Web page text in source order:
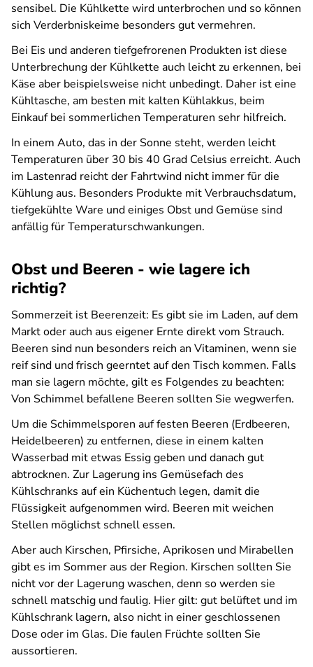
sensibel. Die Kühlkette wird unterbrochen und so können
sich Verderbniskeime besonders gut vermehren.
Bei Eis und anderen tiefgefrorenen Produkten ist diese
Unterbrechung der Kühlkette auch leicht zu erkennen, bei
Käse aber beispielsweise nicht unbedingt. Daher ist eine
Kühltasche, am besten mit kalten Kühlakkus, beim
Einkauf bei sommerlichen Temperaturen sehr hilfreich.
In einem Auto, das in der Sonne steht, werden leicht
Temperaturen über 30 bis 40 Grad Celsius erreicht. Auch
im Lastenrad reicht der Fahrtwind nicht immer für die
Kühlung aus. Besonders Produkte mit Verbrauchsdatum,
tiefgekühlte Ware und einiges Obst und Gemüse sind
anfällig für Temperaturschwankungen.
Obst und Beeren - wie lagere ich
richtig?
Sommerzeit ist Beerenzeit: Es gibt sie im Laden, auf dem
Markt oder auch aus eigener Ernte direkt vom Strauch.
Beeren sind nun besonders reich an Vitaminen, wenn sie
reif sind und frisch geerntet auf den Tisch kommen. Falls
man sie lagern möchte, gilt es Folgendes zu beachten:
Von Schimmel befallene Beeren sollten Sie wegwerfen.
Um die Schimmelsporen auf festen Beeren (Erdbeeren,
Heidelbeeren) zu entfernen, diese in einem kalten
Wasserbad mit etwas Essig geben und danach gut
abtrocknen. Zur Lagerung ins Gemüsefach des
Kühlschranks auf ein Küchentuch legen, damit die
Flüssigkeit aufgenommen wird. Beeren mit weichen
Stellen möglichst schnell essen.
Aber auch Kirschen, Pfirsiche, Aprikosen und Mirabellen
gibt es im Sommer aus der Region. Kirschen sollten Sie
nicht vor der Lagerung waschen, denn so werden sie
schnell matschig und faulig. Hier gilt: gut belüftet und im
Kühlschrank lagern, also nicht in einer geschlossenen
Dose oder im Glas. Die faulen Früchte sollten Sie
aussortieren.